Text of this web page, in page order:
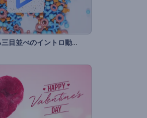
躍動感のある三目並べのイントロ動画